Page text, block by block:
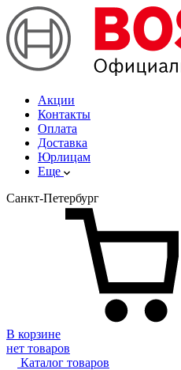
Акции
Контакты
Оплата
Доставка
Юрлицам
Еще
Санкт-Петербург
В корзине
нет товаров
Каталог товаров